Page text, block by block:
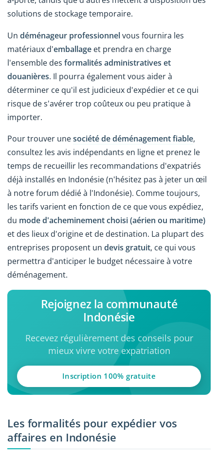
solutions de stockage temporaire.
Un déménageur professionnelvous fournira les
matériaux d'emballage et prendra en charge
l'ensemble des formalités administratives et
douanières. Il pourra également vous aider à
déterminer ce qu'il est judicieux d'expédier et ce qui
risque de s'avérer trop coûteux ou peu pratique à
importer.
Pour trouver unesociété de déménagement fiable,
consultez les avis indépendants en ligne et prenez le
temps de recueillir les recommandations d'expatriés
déjà installés en Indonésie (n'hésitez pas à jeter un œil
à notre forum dédié à l'Indonésie). Comme toujours,
les tarifs varient en fonction de ce que vous expédiez,
du mode d'acheminement choisi (aérien ou maritime)
et des lieux d'origine et de destination. La plupart des
entreprises proposent un devis gratuit, ce qui vous
permettra d'anticiper le budget nécessaire à votre
déménagement.
Rejoignez la communauté
Indonésie
Recevez régulièrement des conseils pour
mieux vivre votre expatriation
Inscription 100% gratuite
Les formalités pour expédier vos
affaires en Indonésie